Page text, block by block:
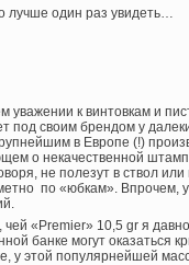
лучше один раз увидеть…
к винтовкам и
под своим брендом у
в Европе (!)
о некачественной
не полезут в ствол
по «юбкам». Впрочем,
«Premier» 10,5 gr я
банке могут оказаться
у этой популярнейшей